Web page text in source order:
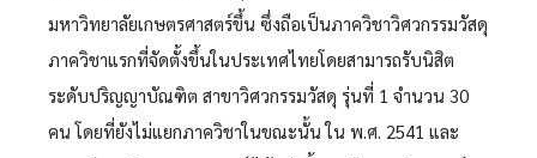
มหาวิทยาลัยเกษตรศาสตร์ขึ้น ซึ่งถือเป็นภาควิชาวิศวกรรมวัสดุ
ภาควิชาแรกที่จัดตั้งขึ้นในประเทศไทยโดยสามารถรับนิสิต
ระดับปริญญาบัณฑิต สาขาวิศวกรรมวัสดุ รุ่นที่ 1 จำนวน 30
คน โดยที่ยังไม่แยกภาควิชาในขณะนั้น ใน พ.ศ. 2541 และ